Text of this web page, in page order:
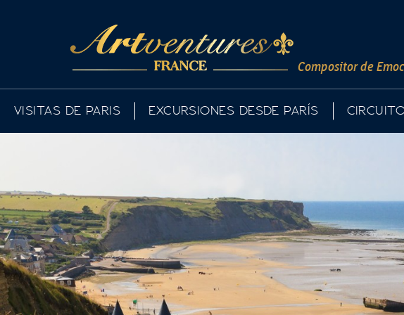
Compositor de
VISITAS DE PARIS EXCURSIONES DESDE PARÍS